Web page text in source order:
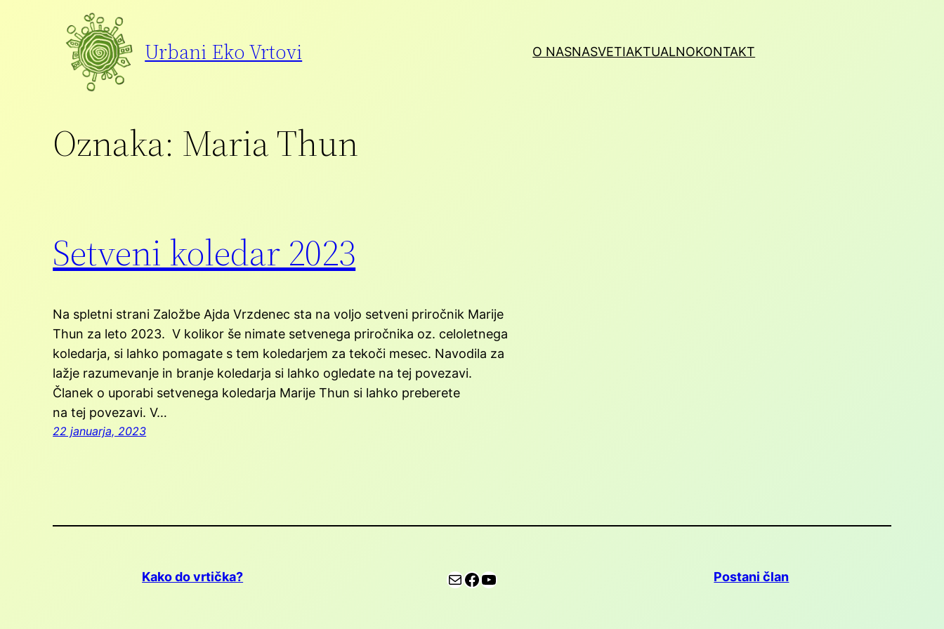
Urbani Eko Vrtovi O NASNASVETIAKTUALNOKONTAKT
Oznaka: Maria Thun
Setveni koledar 2023
Na spletni strani Založbe Ajda Vrzdenec sta na voljo setveni priročnik Marije
Thun za leto 2023. V kolikor še nimate setvenega priročnika oz. celoletnega
koledarja, si lahko pomagate s tem koledarjem za tekoči mesec. Navodila za
lažje razumevanje in branje koledarja si lahko ogledate na tej povezavi.
Članek o uporabi setvenega koledarja Marije Thun si lahko preberete
na tej povezavi. V…
22 januarja, 2023
Kako do vrtička? E-pošta Facebook YouTube Postani član